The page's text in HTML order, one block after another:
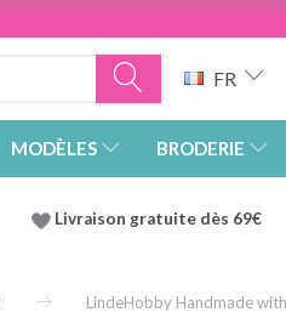
FR
MODÈLES BRODERIE
Livraison gratuite dès 69€
LindeHobby Handmade